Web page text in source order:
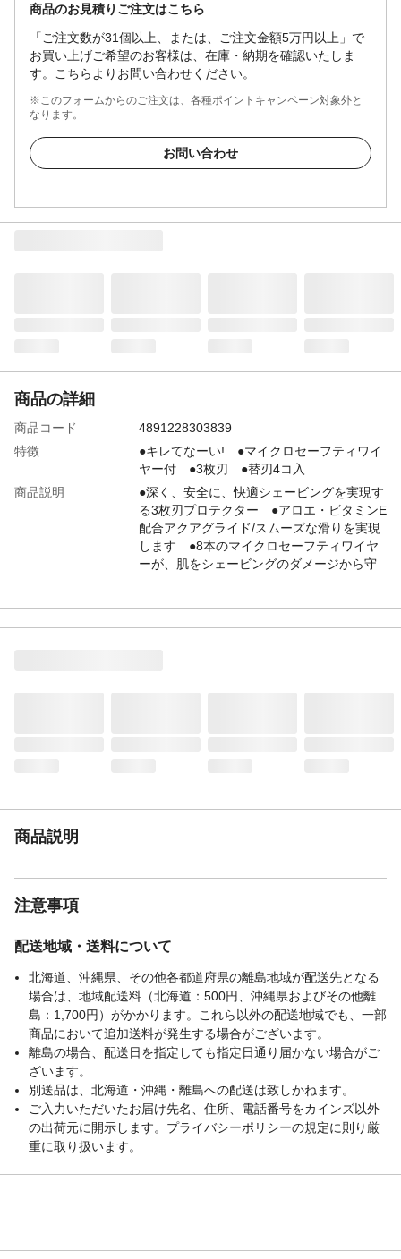
商品のお見積りご注文はこちら
「ご注文数が31個以上、または、ご注文金額5万円以上」で
お買い上げご希望のお客様は、在庫・納期を確認いたしま
す。こちらよりお問い合わせください。
※このフォームからのご注文は、各種ポイントキャンペーン対象外と
なります。
お問い合わせ
商品の詳細
商品コード
4891228303839
特徴
●キレてなーい! ●マイクロセーフティワイ
ヤー付 ●3枚刃 ●替刃4コ入
商品説明
●深く、安全に、快適シェービングを実現す
る3枚刃プロテクター ●アロエ・ビタミンE
配合アクアグライド/スムーズな滑りを実現
します ●8本のマイクロセーフティワイヤ
ーが、肌をシェービングのダメージから守
生産国
ドイツ
商品説明
注意事項
配送地域・送料について
北海道、沖縄県、その他各都道府県の離島地域が配送先となる
場合は、地域配送料（北海道：500円、沖縄県およびその他離
島：1,700円）がかかります。これら以外の配送地域でも、一部
商品において追加送料が発生する場合がございます。
離島の場合、配送日を指定しても指定日通り届かない場合がご
ざいます。
別送品は、北海道・沖縄・離島への配送は致しかねます。
ご入力いただいたお届け先名、住所、電話番号をカインズ以外
の出荷元に開示します。プライバシーポリシーの規定に則り厳
重に取り扱います。